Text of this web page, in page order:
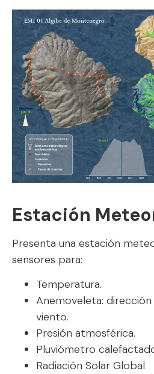
Estación
Presenta una estación
sensores para:
Temperatura.
Anemoveleta:
viento.
Presión atmosférica.
Pluviómetro
Radiación Solar Global